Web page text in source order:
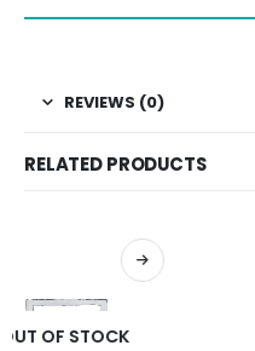
REVIEWS (0)
RELATED PRODUCTS
OUT OF STOCK